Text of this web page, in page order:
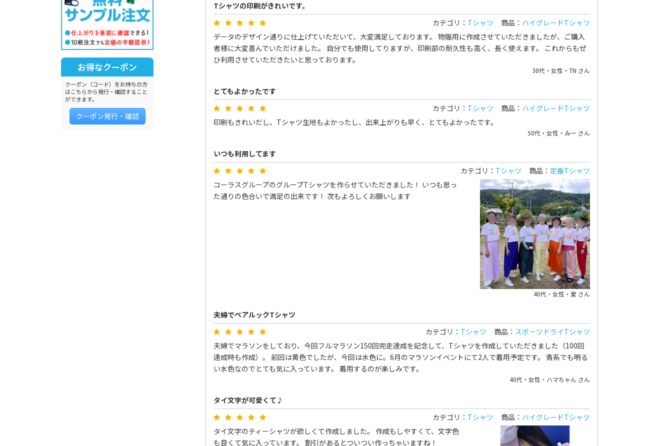
Tシャツの印刷がきれいです。
カテゴリ： Tシャツ 商品： ハイグレードTシャツ
データのデザイン通りに仕上げていただいて、大変満足しております。 物販用に作成させていただきましたが、ご購入
者様に大変喜んでいただけました。 自分でも使用してりますが、印刷部の耐久性も高く、長く使えます。 これからもぜ
ひ利用させていただきたいと思っております。
30代・女性・TN さん
とてもよかったです
カテゴリ： Tシャツ 商品： ハイグレードTシャツ
印刷もきれいだし、Tシャツ生地もよかったし、出来上がりも早く、とてもよかったです。
50代・女性・みー さん
いつも利用してます
カテゴリ： Tシャツ 商品： 定番Tシャツ
コーラスグループのグループTシャツを作らせていただきました！ いつも思っ
た通りの色合いで満足の出来です！ 次もよろしくお願いします
40代・女性・愛 さん
夫婦でペアルックTシャツ
カテゴリ： Tシャツ 商品： スポーツドライTシャツ
夫婦でマラソンをしており、今回フルマラソン150回完走達成を記念して、Tシャツを作成していただきました（100回
達成時も作成）。 前回は黄色でしたが、今回は水色に。6月のマラソンイベントにて2人で着用予定です。 青系でも明る
い水色なのでとても気に入っています。 着用するのが楽しみです。
40代・女性・ハマちゃん さん
タイ文字が可愛くて♪
カテゴリ： Tシャツ 商品： ハイグレードTシャツ
タイ文字のティーシャツが欲しくて作成しました。 作成もしやすくて、文字色
も良くて気に入っています。 割引があるとついつい作っちゃいますね！
お得なクーポン
クーポン（コード）をお持ちの方
はこちらから発行・確認すること
ができます。
クーポン発行・確認